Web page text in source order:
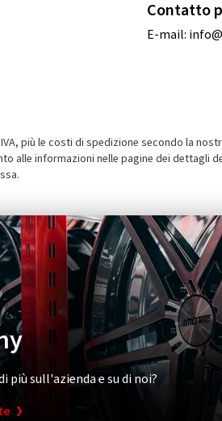
Contatto
E-mail:
più le costi di spedizione secondo la
alle informazioni nelle pagine dei
più sull'azienda e su di noi?